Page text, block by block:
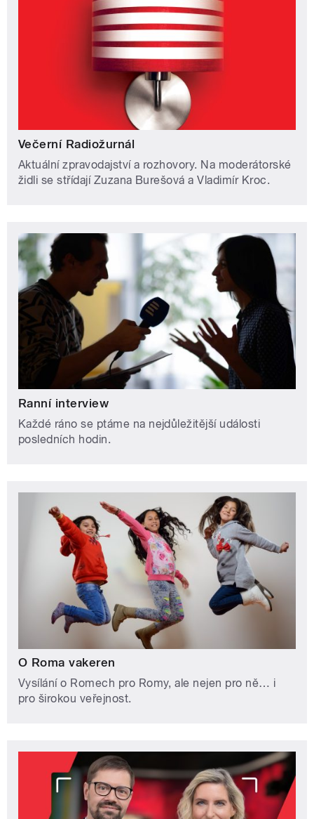
Večerní Radiožurnál
Aktuální zpravodajství a rozhovory. Na moderátorské
židli se střídají Zuzana Burešová a Vladimír Kroc.
Ranní interview
Každé ráno se ptáme na nejdůležitější události
posledních hodin.
O Roma vakeren
Vysílání o Romech pro Romy, ale nejen pro ně… i
pro širokou veřejnost.